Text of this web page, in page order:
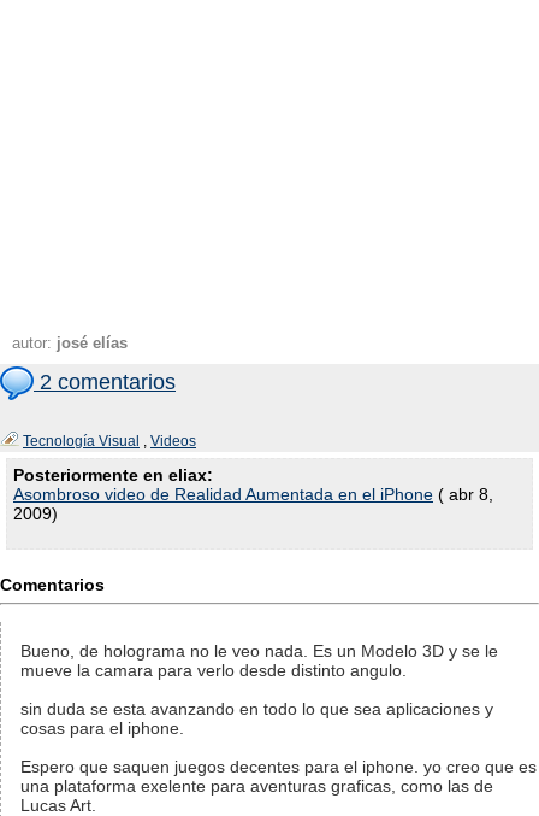
autor: josé elías
2 comentarios
Tecnología Visual , Videos
Posteriormente en eliax:
Asombroso video de Realidad Aumentada en el iPhone ( abr 8,
2009)
Comentarios
Bueno, de holograma no le veo nada. Es un Modelo 3D y se le
mueve la camara para verlo desde distinto angulo.
sin duda se esta avanzando en todo lo que sea aplicaciones y
cosas para el iphone.
Espero que saquen juegos decentes para el iphone. yo creo que es
una plataforma exelente para aventuras graficas, como las de
Lucas Art.